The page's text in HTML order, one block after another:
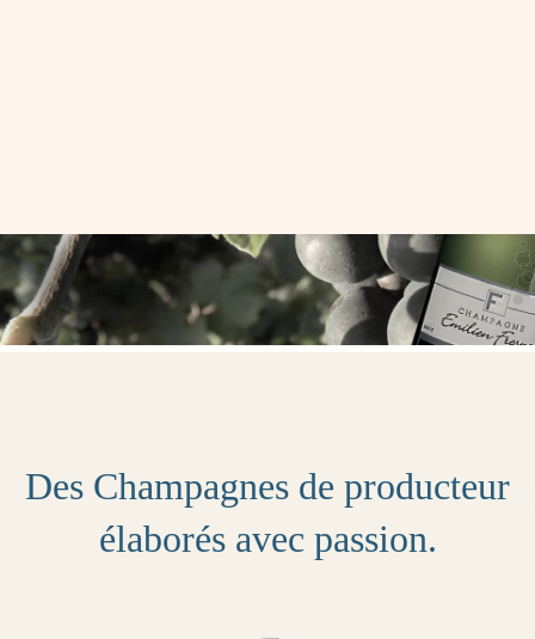
Des Champagnes de producteur
élaborés avec passion.